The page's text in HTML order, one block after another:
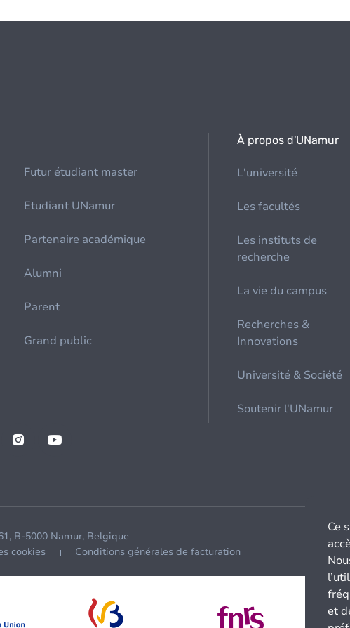
Futur étudiant master
Etudiant UNamur
Partenaire académique
Alumni
Parent
Grand public
À propos d'UNamur
L'université
Les facultés
Les instituts de
recherche
La vie du campus
Recherches &
Innovations
Université & Société
Soutenir l'UNamur
B-5000 Namur, Belgique
cookies Conditions générales de facturation
Ce
et